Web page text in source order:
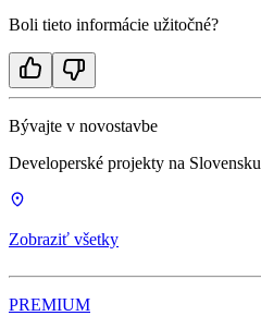
Boli tieto informácie užitočné?
Bývajte v novostavbe
Developerské projekty na Slovensku
Zobraziť všetky
PREMIUM